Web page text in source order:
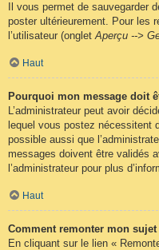
Il vous permet de sauvegarder
poster ultérieurement. Pour les
l’utilisateur (ongletAperçu -->
Haut
Pourquoi mon message doit
L’administrateur peut avoir
lequel vous postez nécessitent
possible aussi que
messages doivent être validés
l’administrateur pour plus
Haut
Comment remonter mon sujet
En cliquant sur le lien «